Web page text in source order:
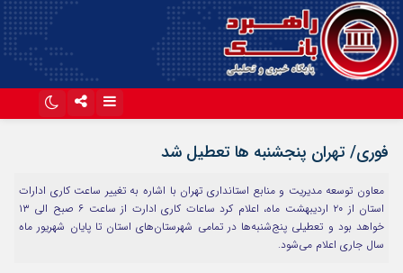
فوری/ تهران پنجشنبه ها تعطیل شد
معاون توسعه مدیریت و منابع استانداری تهران با اشاره به تغییر ساعت کاری ادارات
استان از ۲۰ اردیبهشت ماه، اعلام کرد ساعات کاری ادارت از ساعت ۶ صبح الی ۱۳
خواهد بود و تعطیلی پنج‌شنبه‌ها در تمامی شهرستان‌های استان تا پایان شهریور ماه
سال جاری اعلام می‌شود.